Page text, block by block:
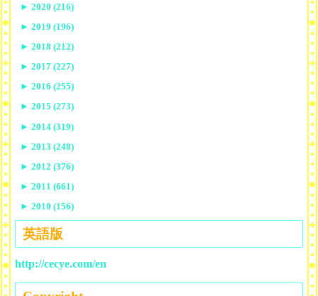
► 2020 (216)
► 2019 (196)
► 2018 (212)
► 2017 (227)
► 2016 (255)
► 2015 (273)
► 2014 (319)
► 2013 (248)
► 2012 (376)
► 2011 (661)
► 2010 (156)
英語版
http://cecye.com/en